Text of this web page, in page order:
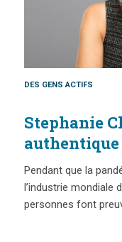
DES GENS ACTIFS
Stephanie
authentique
dans le
Pendant que la
l’industrie mondiale
personnes font